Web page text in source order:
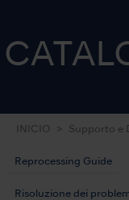
INICIO Supporto e
Reprocessing Guide
Risoluzione dei